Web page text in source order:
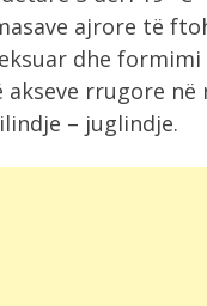
ajrore të
dhe formimi
rrugore në
– juglindje.